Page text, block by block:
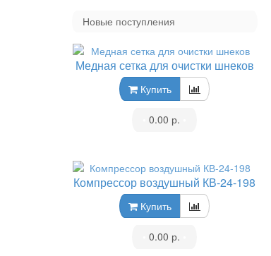
Новые поступления
Медная сетка для очистки шнеков
Купить
0.00 р.
Компрессор воздушный КВ-24-198
Купить
0.00 р.